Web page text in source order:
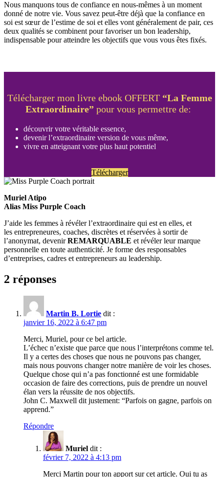
Nous manquons tous de confiance en nous-mêmes à un moment
donné de notre vie. Vous savez peut-être déjà que la confiance en
soi est sœur de l’estime de soi et elles vont généralement de pair, ces
deux qualités se combinent pour favoriser un bon leadership,
indispensable pour atteindre les objectifs que vous vous êtes fixés.
Télécharger mon livre ebook OFFERT “La Femme
Extraordinaire” pour vous permettre de:
découvrir votre véritable essence,
devenir l’extraordinaire version de vous même,
vivre en atteignant votre plus haut potentiel
Télécharger
Muriel Atipo
Alias Miss Purple Coach
J’aide les femmes à révéler l’extraordinaire qui est en elles, et
les entrepreneures, coaches, discrètes et réservées à sortir de
l’anonymat, devenirREMARQUABLE et révéler leur marque
personnelle en toute authenticité. Je forme des responsables
d’entreprises, cadres et entrepreneurs au leadership.
2 réponses
Martin B. Lortie dit :
janvier 16, 2022 à 6:47 pm
Merci, Muriel, pour ce bel article.
L’échec n’existe que parce que nous l’interprétons comme tel.
Il y a certes des choses que nous ne pouvons pas changer,
mais nous pouvons changer notre manière de voir les choses.
Quelque chose qui n’a pas fonctionné est une formidable
occasion de faire des corrections, puis de prendre un nouvel
élan vers la réussite de nos objectifs.
John C. Maxwell dit justement: “Parfois on gagne, parfois on
apprend.”
Répondre
Muriel dit :
février 7, 2022 à 4:13 pm
Merci Martin pour ton apport sur cet article. Oui tu as